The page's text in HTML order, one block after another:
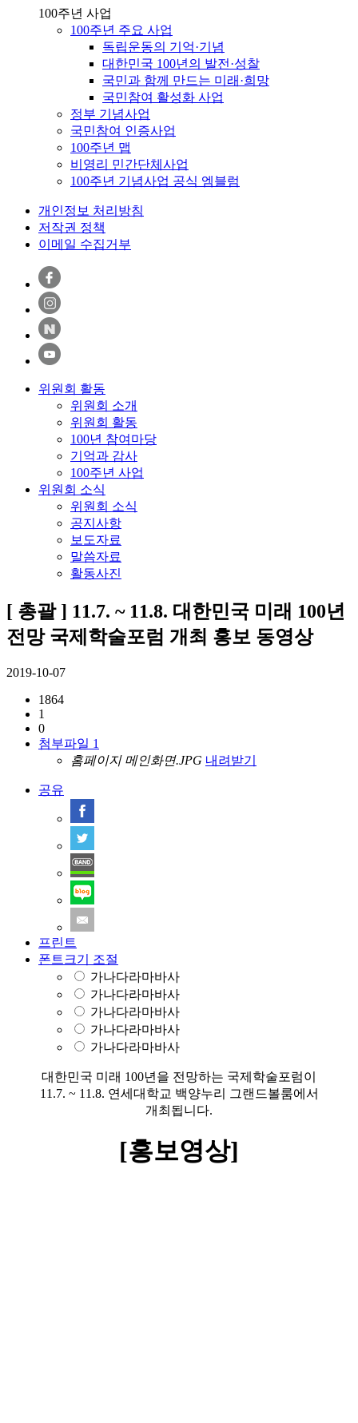
100주년 사업
100주년 주요 사업
독립운동의 기억·기념
대한민국 100년의 발전·성찰
국민과 함께 만드는 미래·희망
국민참여 활성화 사업
정부 기념사업
국민참여 인증사업
100주년 맵
비영리 민간단체사업
100주년 기념사업 공식 엠블럼
개인정보 처리방침
저작권 정책
이메일 수집거부
위원회 활동
위원회 소개
위원회 활동
100년 참여마당
기억과 감사
100주년 사업
위원회 소식
위원회 소식
공지사항
보도자료
말씀자료
활동사진
[ 총괄 ] 11.7. ~ 11.8. 대한민국 미래 100년
전망 국제학술포럼 개최 홍보 동영상
2019-10-07
1864
1
0
첨부파일 1
홈페이지 메인화면.JPG 내려받기
공유
프린트
폰트크기 조절
가나다라마바사
가나다라마바사
가나다라마바사
가나다라마바사
가나다라마바사
대한민국 미래 100년을 전망하는 국제학술포럼이
11.7. ~ 11.8. 연세대학교 백양누리 그랜드볼룸에서
개최됩니다.
[홍보영상]